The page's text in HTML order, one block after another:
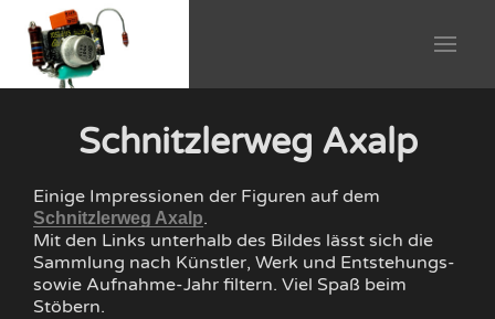
Schnitzlerweg Axalp
Einige Impressionen der Figuren auf dem
Schnitzlerweg Axalp.
Mit den Links unterhalb des Bildes lässt sich die
Sammlung nach Künstler, Werk und Entstehungs-
sowie Aufnahme-Jahr filtern. Viel Spaß beim
Stöbern.